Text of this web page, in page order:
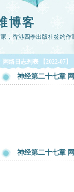
博客
，香港四季出版社签约作
网络日志列表 【2022-07】
神经第二十七章
神经第二十七章